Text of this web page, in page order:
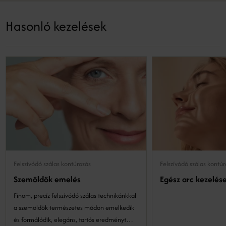
Hasonló kezelések
Felszívódó szálas kontúrozás
Szemöldök emelés
Finom, precíz felszívódó szálas technikánkkal
a szemöldök természetes módon emelkedik
és formálódik, elegáns, tartós eredményt
Felszívódó szálas
Egész arc